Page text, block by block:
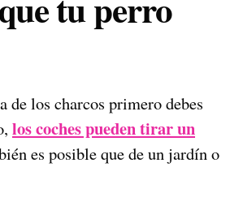
de los charcos primero debes
los coches pueden tirar un
es posible que de un jardín o